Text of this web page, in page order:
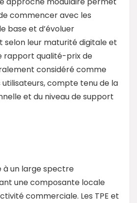
commencer avec les
base et d’évoluer
selon leur maturité digitale et
rapport qualité-prix de
considéré comme
compte tenu de la
et du niveau de support
à un large spectre
une composante locale
commerciale. Les TPE et